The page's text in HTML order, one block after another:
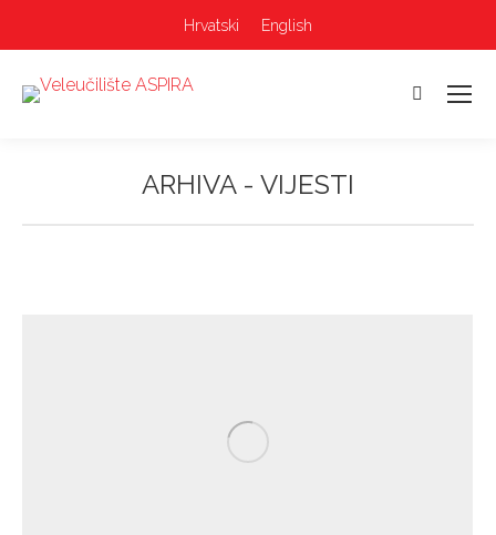
Hrvatski English
Pretraga:
ARHIVA - VIJESTI